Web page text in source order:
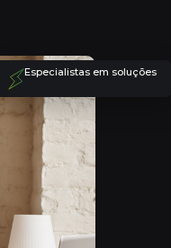
Especialistas em soluções